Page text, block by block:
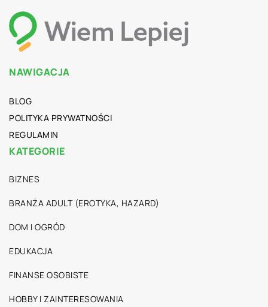
NAWIGACJA
BLOG
POLITYKA PRYWATNOŚCI
REGULAMIN
KATEGORIE
BIZNES
BRANŻA ADULT (EROTYKA, HAZARD)
DOM I OGRÓD
EDUKACJA
FINANSE OSOBISTE
HOBBY I ZAINTERESOWANIA